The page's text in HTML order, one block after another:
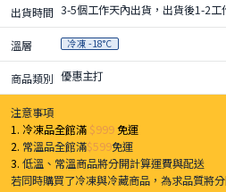
出貨時間 3-5個工作天內出貨，出貨後1-2工
溫層 冷凍 -18°C
商品類別 優惠主打
注意事項
1. 冷凍品全館滿 $999免運
2. 常溫品全館滿$599免運
3.低溫、常溫商品將分開計算運費與配送
若同時購買了冷凍與冷藏商品，為求品質將